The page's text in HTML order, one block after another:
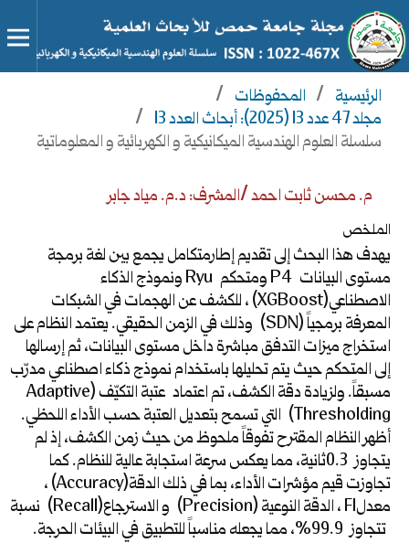
الرئيسية / المحفوظات /
مجلد 47 عدد 13 (2025): أبحاث العدد 13
/
سلسلة العلوم الهندسية الميكانيكية و الكهربائية و المعلوماتية
م. محسن ثابت احمد /المشرف: د.م. مياد جابر
الملخص
يهدف هذا البحث إلى تقديم إطارمتكامل يجمع بين لغة برمجة
مستوى البيانات P4 ومتحكم Ryu ونموذج الذكاء
الاصطناعي(XGBoost) ، للكشف عن الهجمات في الشبكات
المعرفة برمجياً (SDN) وذلك في الزمن الحقيقي. يعتمد النظام على
استخراج ميزات التدفق مباشرة داخل مستوى البيانات، ثم إرسالها
إلى المتحكم حيث يتم تحليلها باستخدام نموذج ذكاء اصطناعي مدرّب
مسبقاً. ولزيادة دقة الكشف، تم اعتماد عتبة التكيّف (Adaptive
Thresholding) التي تسمح بتعديل العتبة حسب الأداء اللحظي.
أظهر النظام المقترح تفوقاً ملحوظ من حيث زمن الكشف، إذ لم
يتجاوز 0.3ثانية، مما يعكس سرعة استجابة عالية للنظام. كما
تجاوزت قيم مؤشرات الأداء، بما في ذلك الدقة(Accuracy) ،
معدلF1 ، الدقة النوعية (Precision) و الاسترجاع(Recall) نسبة
تتجاوز 99.9%، مما يجعله مناسباً للتطبيق في البيئات الحرجة.